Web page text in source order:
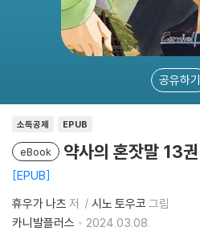
공유하기
소득공제 EPUB
eBook 약사의 혼잣말 13권
EPUB
휴우가 나츠 저 시노 토우코 그림
카니발플러스
2024.03.08.